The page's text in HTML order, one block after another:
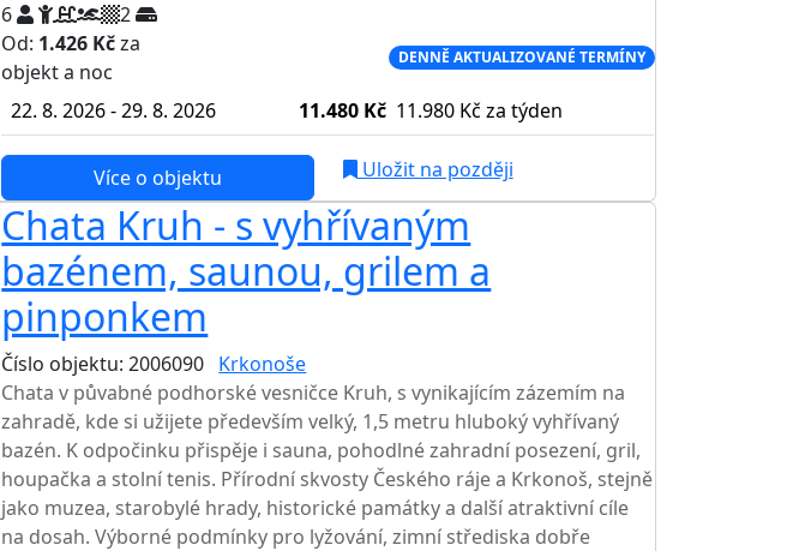
6
2
Od: 1.426 Kčza
objekt a noc
DENNĚ AKTUALIZOVANÉ TERMÍNY
22. 8. 2026 - 29. 8. 2026 11.480 Kč 11.980 Kč za týden
Více o objektu
Uložit na později
Chata Kruh - s vyhřívaným
bazénem, saunou, grilem a
pinponkem
Číslo objektu: 2006090 Krkonoše
Chata v půvabné podhorské vesničce Kruh, s vynikajícím zázemím na
zahradě, kde si užijete především velký, 1,5 metru hluboký vyhřívaný
bazén. K odpočinku přispěje i sauna, pohodlné zahradní posezení, gril,
houpačka a stolní tenis. Přírodní skvosty Českého ráje a Krkonoš, stejně
jako muzea, starobylé hrady, historické památky a další atraktivní cíle
na dosah. Výborné podmínky pro lyžování, zimní střediska dobře